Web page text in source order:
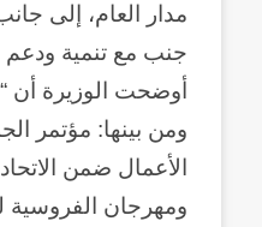
مدار العام، إلى
جنب مع تنمية ودعم
ومن بينها: مؤتمر
الأعمال ضمن
ومهرجان الفروسية
من